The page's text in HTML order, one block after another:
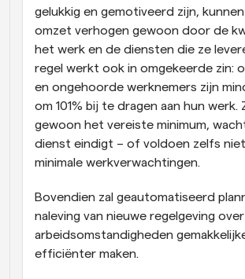
Webhooks
Ontvang een melding wanneer er
gelukkig en gemotiveerd zijn,
omzet verhogen gewoon door de
het werk en de diensten die ze
regel werkt ook in omgekeerde zin:
en ongehoorde werknemers zijn
om 101% bij te dragen aan hun werk.
gewoon het vereiste minimum,
dienst eindigt – of voldoen zelfs
minimale werkverwachtingen.
Bovendien zal geautomatiseerd
naleving van nieuwe regelgeving over
arbeidsomstandigheden
efficiënter maken.